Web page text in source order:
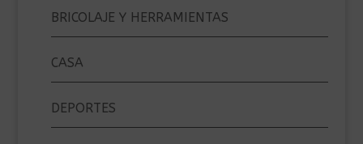
BRICOLAJE Y HERRAMIENTAS
CASA
DEPORTES